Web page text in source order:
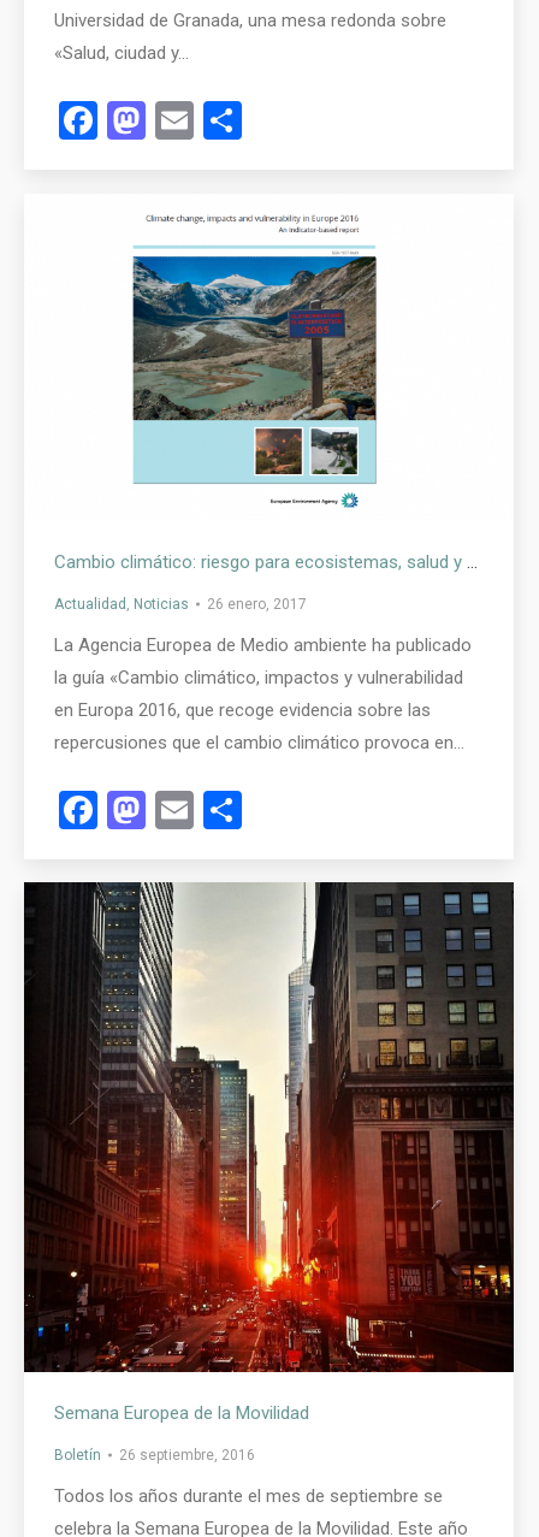
Universidad de Granada, una mesa redonda sobre
«Salud, ciudad y…
Facebook
Mastodon
Email
Actualidad Noticias 26 enero, 2017
La Agencia Europea de Medio ambiente ha publicado
la guía «Cambio climático, impactos y vulnerabilidad
en Europa 2016, que recoge evidencia sobre las
repercusiones que el cambio climático provoca en…
Facebook
Mastodon
Email
Semana Europea de la Movilidad
Boletín 26 septiembre, 2016
Todos los años durante el mes de septiembre se
celebra la Semana Europea de la Movilidad. Este año